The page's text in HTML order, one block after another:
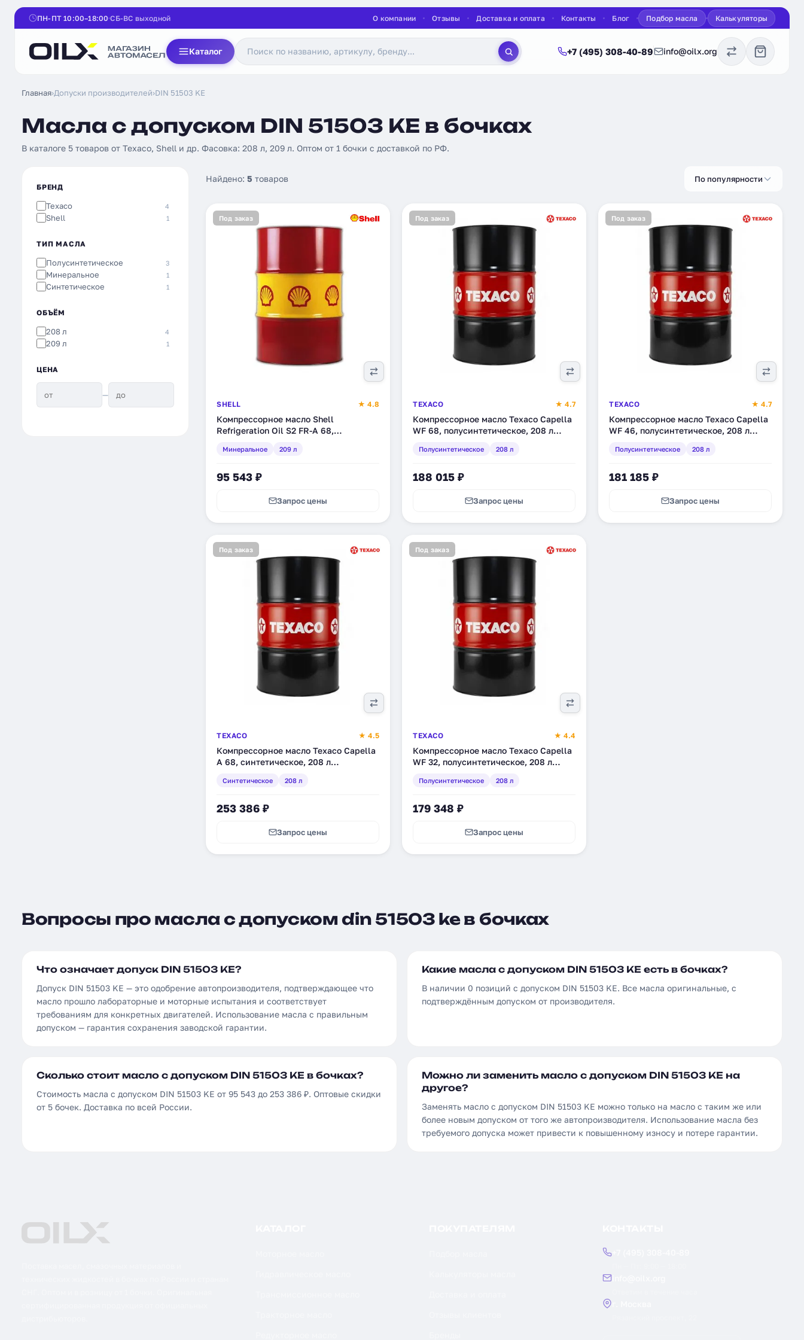
ПН-ПТ 10:00–18:00 СБ-ВС выходной О компании Отзывы Доставка и оплата Контакты Блог Подбор масла Калькуляторы
Каталог +7 (495) 308-40-89 info@oilx.org
Главная›Допуски производителей›DIN 51503 KE
Масла с допуском DIN 51503 KE в бочках
В каталоге 5 товаров от Texaco, Shell и др. Фасовка: 208 л, 209 л. Оптом от 1 бочки с доставкой по РФ.
БРЕНД
Texaco 4
Shell 1
ТИП МАСЛА
Полусинтетическое 3
Минеральное 1
Синтетическое 1
ОБЪЁМ
208 л 4
209 л 1
ЦЕНА
—
Найдено: 5 товаров По популярности
Под заказ
SHELL ★ 4.8
Компрессорное масло Shell
Refrigeration Oil S2 FR-A 68,
Минеральное 209 л
95 543 ₽
Запрос цены
Под заказ
TEXACO ★ 4.7
Компрессорное масло Texaco Capella
WF 68, полусинтетическое, 208 л
Полусинтетическое 208 л
188 015 ₽
Запрос цены
Под заказ
TEXACO ★ 4.7
Компрессорное масло Texaco Capella
WF 46, полусинтетическое, 208 л
Полусинтетическое 208 л
181 185 ₽
Запрос цены
Под заказ
TEXACO ★ 4.5
Компрессорное масло Texaco Capella
A 68, синтетическое, 208 л
Синтетическое 208 л
253 386 ₽
Запрос цены
Под заказ
TEXACO ★ 4.4
Компрессорное масло Texaco Capella
WF 32, полусинтетическое, 208 л
Полусинтетическое 208 л
179 348 ₽
Запрос цены
Вопросы про масла с допуском din 51503 ke в бочках
Что означает допуск DIN 51503 KE?
Допуск DIN 51503 KE — это одобрение автопроизводителя, подтверждающее что
масло прошло лабораторные и моторные испытания и соответствует
требованиям для конкретных двигателей. Использование масла с правильным
допуском — гарантия сохранения заводской гарантии.
Какие масла с допуском DIN 51503 KE есть в бочках?
В наличии 0 позиций с допуском DIN 51503 KE. Все масла оригинальные, с
подтверждённым допуском от производителя.
Сколько стоит масло с допуском DIN 51503 KE в бочках?
Стоимость масла с допуском DIN 51503 KE от 95 543 до 253 386 ₽. Оптовые скидки
от 5 бочек. Доставка по всей России.
Можно ли заменить масло с допуском DIN 51503 KE на
другое?
Заменять масло с допуском DIN 51503 KE можно только на масло с таким же или
более новым допуском от того же автопроизводителя. Использование масла без
требуемого допуска может привести к повышенному износу и потере гарантии.